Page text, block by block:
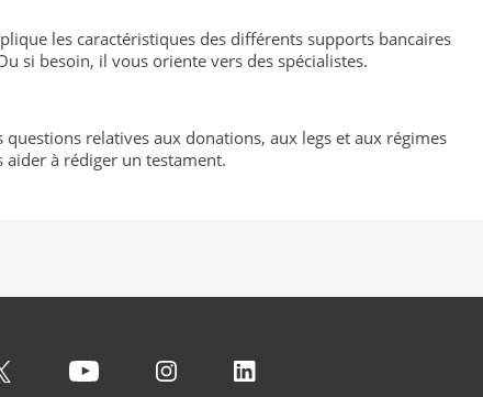
les caractéristiques des différents supports bancaires
si besoin, il vous oriente vers des spécialistes.
relatives aux donations, aux legs et aux régimes
aider à rédiger un testament.